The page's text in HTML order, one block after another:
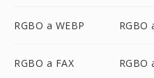
RGBO a WEBP RGBO
RGBO a FAX RGBO